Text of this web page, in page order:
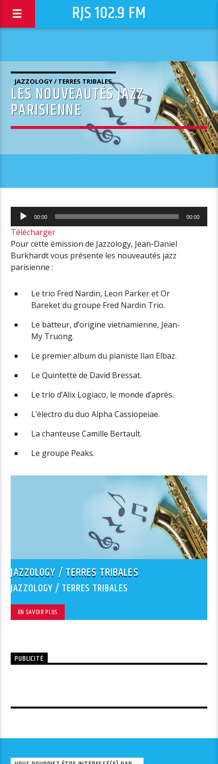
RJS 102.9 FM
JAZZOLOGY / TERRES TRIBALES
LES NOUVEAUTÉS JAZZ
PARISIENNE
Lecteur
audio
00:00 00:00
Télécharger
Pour cette émission de Jazzology, Jean-Daniel
Burkhardt vous présente les nouveautés jazz
parisienne :
Le trio Fred Nardin, Leon Parker et Or
Bareket du groupe Fred Nardin Trio.
Le batteur, d’origine vietnamienne, Jean-
My Truong.
Le premier album du pianiste Ilan Elbaz.
Le Quintette de David Bressat.
Le trio d’Alix Logiaco, le monde d’après.
L’électro du duo Alpha Cassiopeiae.
La chanteuse Camille Bertault.
Le groupe Peaks.
JAZZOLOGY / TERRES TRIBALES
JAZZOLOGY / TERRES TRIBALES
EN SAVOIR PLUS
PUBLICITÉ